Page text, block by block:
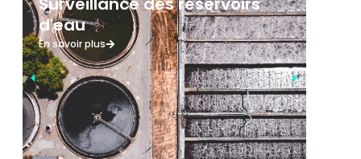
d'eau
En savoir plus